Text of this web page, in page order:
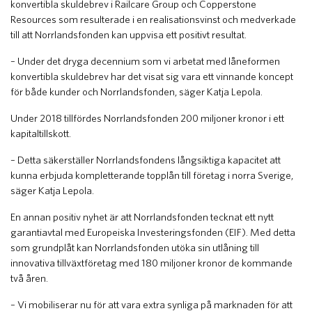
konvertibla skuldebrev i Railcare Group och Copperstone
Resources som resulterade i en realisationsvinst och medverkade
till att Norrlandsfonden kan uppvisa ett positivt resultat.
– Under det dryga decennium som vi arbetat med låneformen
konvertibla skuldebrev har det visat sig vara ett vinnande koncept
för både kunder och Norrlandsfonden, säger Katja Lepola.
Under 2018 tillfördes Norrlandsfonden 200 miljoner kronor i ett
kapitaltillskott.
– Detta säkerställer Norrlandsfondens långsiktiga kapacitet att
kunna erbjuda kompletterande topplån till företag i norra Sverige,
säger Katja Lepola.
En annan positiv nyhet är att Norrlandsfonden tecknat ett nytt
garantiavtal med Europeiska Investeringsfonden (EIF). Med detta
som grundplåt kan Norrlandsfonden utöka sin utlåning till
innovativa tillväxtföretag med 180 miljoner kronor de kommande
två åren.
– Vi mobiliserar nu för att vara extra synliga på marknaden för att